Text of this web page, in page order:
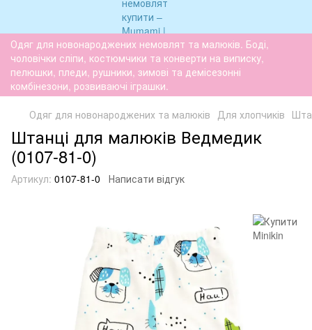
Одяг для новонароджених немовлят та малюків. Боді,
чоловічки сліпи, костюмчики та конверти на виписку,
пелюшки, пледи, рушники, зимові та демісезонні
комбінезони, розвиваючі іграшки.
Одяг для новонароджених та малюків Для хлопчиків
Штанці для малюків Ведмедик
(0107-81-0)
Артикул: 0107-81-0 Написати відгук